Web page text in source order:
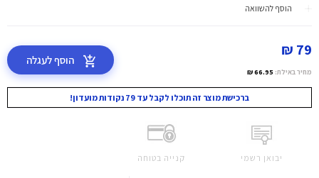
הוסף להשוואה
79 ₪
מחיר באילת: 66.95 ₪
הוסף לעגלה
ברכישת מוצר זה תוכלו לקבל עד 79 נקודות מועדון!
יבואן רשמי קנייה בטוחה